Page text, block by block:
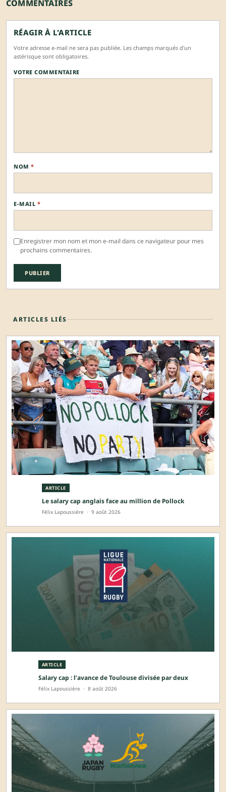
COMMENTAIRES
RÉAGIR À L'ARTICLE
Votre adresse e-mail ne sera pas publiée. Les champs marqués d'un
astérisque sont obligatoires.
VOTRE COMMENTAIRE
NOM *
E-MAIL *
Enregistrer mon nom et mon e-mail dans ce navigateur pour mes
prochains commentaires.
ARTICLES LIÉS
ARTICLE
Le salary cap anglais face au million de Pollock
Félix Lapoussière · 9 août 2026
ARTICLE
Salary cap : l’avance de Toulouse divisée par deux
Félix Lapoussière · 8 août 2026